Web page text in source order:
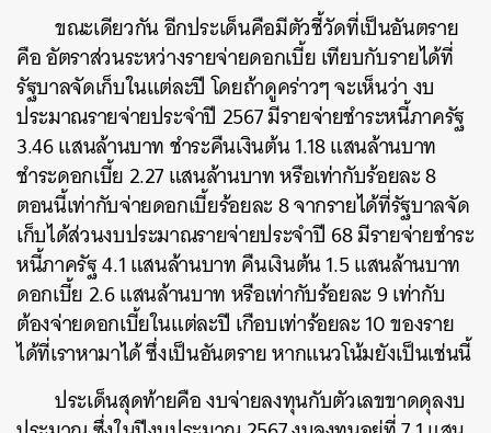
ขณะเดียวกัน อีกประเด็นคือมีตัวชี้วัดที่เป็นอันตราย
คือ อัตราส่วนระหว่างรายจ่ายดอกเบี้ย เทียบกับรายได้ที่
รัฐบาลจัดเก็บในแต่ละปี โดยถ้าดูคร่าวๆ จะเห็นว่า งบ
ประมาณรายจ่ายประจำปี 2567 มีรายจ่ายชำระหนี้ภาครัฐ
3.46 แสนล้านบาท ชำระคืนเงินต้น 1.18 แสนล้านบาท
ชำระดอกเบี้ย 2.27 แสนล้านบาท หรือเท่ากับร้อยละ 8
ตอนนี้เท่ากับจ่ายดอกเบี้ยร้อยละ 8 จากรายได้ที่รัฐบาลจัด
เก็บได้ส่วนงบประมาณรายจ่ายประจำปี 68 มีรายจ่ายชำระ
หนี้ภาครัฐ 4.1 แสนล้านบาท คืนเงินต้น 1.5 แสนล้านบาท
ดอกเบี้ย 2.6 แสนล้านบาท หรือเท่ากับร้อยละ 9 เท่ากับ
ต้องจ่ายดอกเบี้ยในแต่ละปี เกือบเท่าร้อยละ 10 ของราย
ได้ที่เราหามาได้ ซึ่งเป็นอันตราย หากแนวโน้มยังเป็นเช่นนี้
ประเด็นสุดท้ายคือ งบจ่ายลงทุนกับตัวเลขขาดดุลงบ